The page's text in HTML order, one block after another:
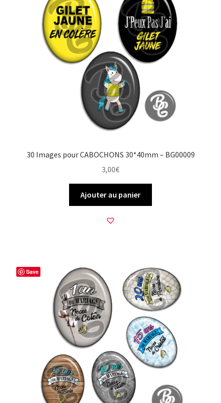
30 Images pour CABOCHONS 30*40mm – BG00009
3,00€
Ajouter au panier
Save